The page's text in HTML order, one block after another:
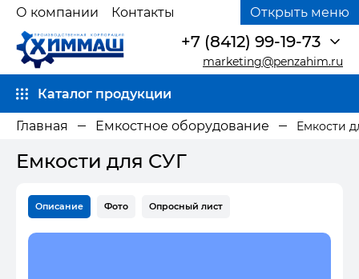
О компании Контакты Открыть меню
Каталог продукции
marketing@penzahim.ru
+7 (8412) 99-19-73
Главная Емкостное оборудование Емкости
Емкости для СУГ
Описание Фото Опросный лист